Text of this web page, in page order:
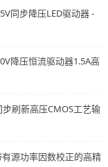
同步降压LED驱动器 -
降压恒流驱动器1.5A高
步刷新高压CMOS工艺输
有源功率因数校正的高精